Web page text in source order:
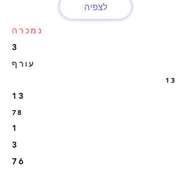
לצפיה
נמכרה
3
עורף
13
13
78
1
3
76